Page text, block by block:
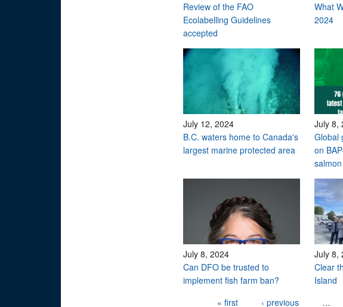
Review of the FAO
Ecolabelling Guidelines
accepted
What
2024
July 12, 2024
B.C. waters home to Canada's
largest marine protected area
July 8,
Global
on
salmon
July 8, 2024
Can DFO be trusted to
implement fish farm ban?
July 8,
Clear
Island
« first ‹ previous …